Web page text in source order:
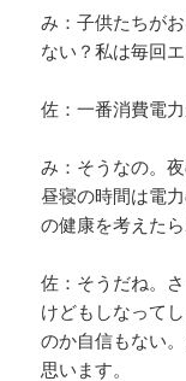
み：子供たちが
ない？私は毎回
佐：一番消費電
み：そうなの。
昼寝の時間は電
の健康を考えたら
佐：そうだね。
けどもしなって
のか自信もない
思います。